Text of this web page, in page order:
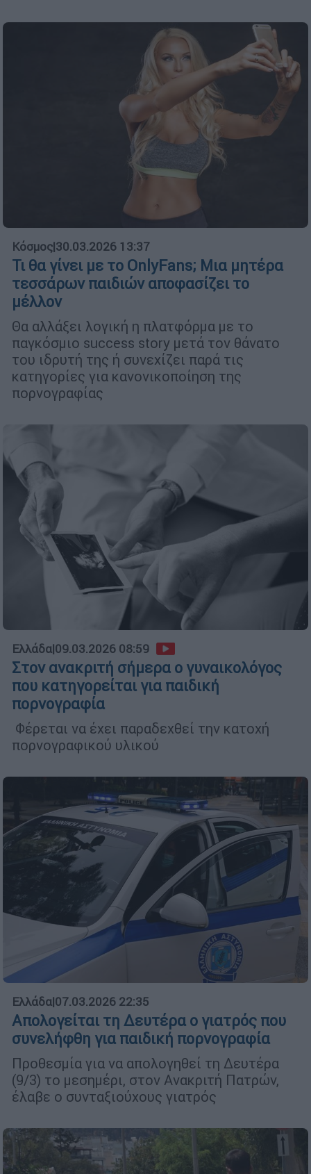
Κόσμος|30.03.2026 13:37
Τι θα γίνει με το OnlyFans; Μια μητέρα
τεσσάρων παιδιών αποφασίζει το
μέλλον
Θα αλλάξει λογική η πλατφόρμα με το
παγκόσμιο success story μετά τον θάνατο
του ιδρυτή της ή συνεχίζει παρά τις
κατηγορίες για κανονικοποίηση της
πορνογραφίας
Ελλάδα|09.03.2026 08:59
Στον ανακριτή σήμερα ο γυναικολόγος
που κατηγορείται για παιδική
πορνογραφία
Φέρεται να έχει παραδεχθεί την κατοχή
πορνογραφικού υλικού
Ελλάδα|07.03.2026 22:35
Απολογείται τη Δευτέρα ο γιατρός που
συνελήφθη για παιδική πορνογραφία
Προθεσμία για να απολογηθεί τη Δευτέρα
(9/3) το μεσημέρι, στον Ανακριτή Πατρών,
έλαβε ο συνταξιούχους γιατρός